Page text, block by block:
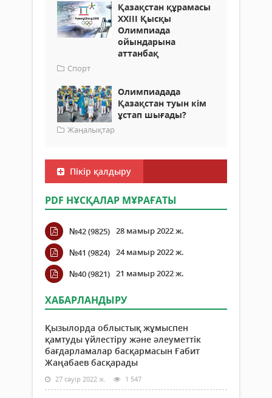
Қазақстан құрамасы
ХХІІІ Қысқы
Олимпиада
ойындарына
аттанбақ
Спорт
Олимпиадада
Қазақстан туын кім
ұстап шығады?
Жаңалықтар
Пікір қалдыру
PDF НҰСҚАЛАР МҰРАҒАТЫ
№42 (9825) 28 мамыр 2022 ж.
№41 (9824) 24 мамыр 2022 ж.
№40 (9821) 21 мамыр 2022 ж.
ХАБАРЛАНДЫРУ
Қызылорда облыстық жұмыспен
қамтуды үйлестіру және әлеуметтік
бағдарламалар басқармасын Ғабит
Жаңабаев басқарады
27 сәуір 2022 ж. 1 547